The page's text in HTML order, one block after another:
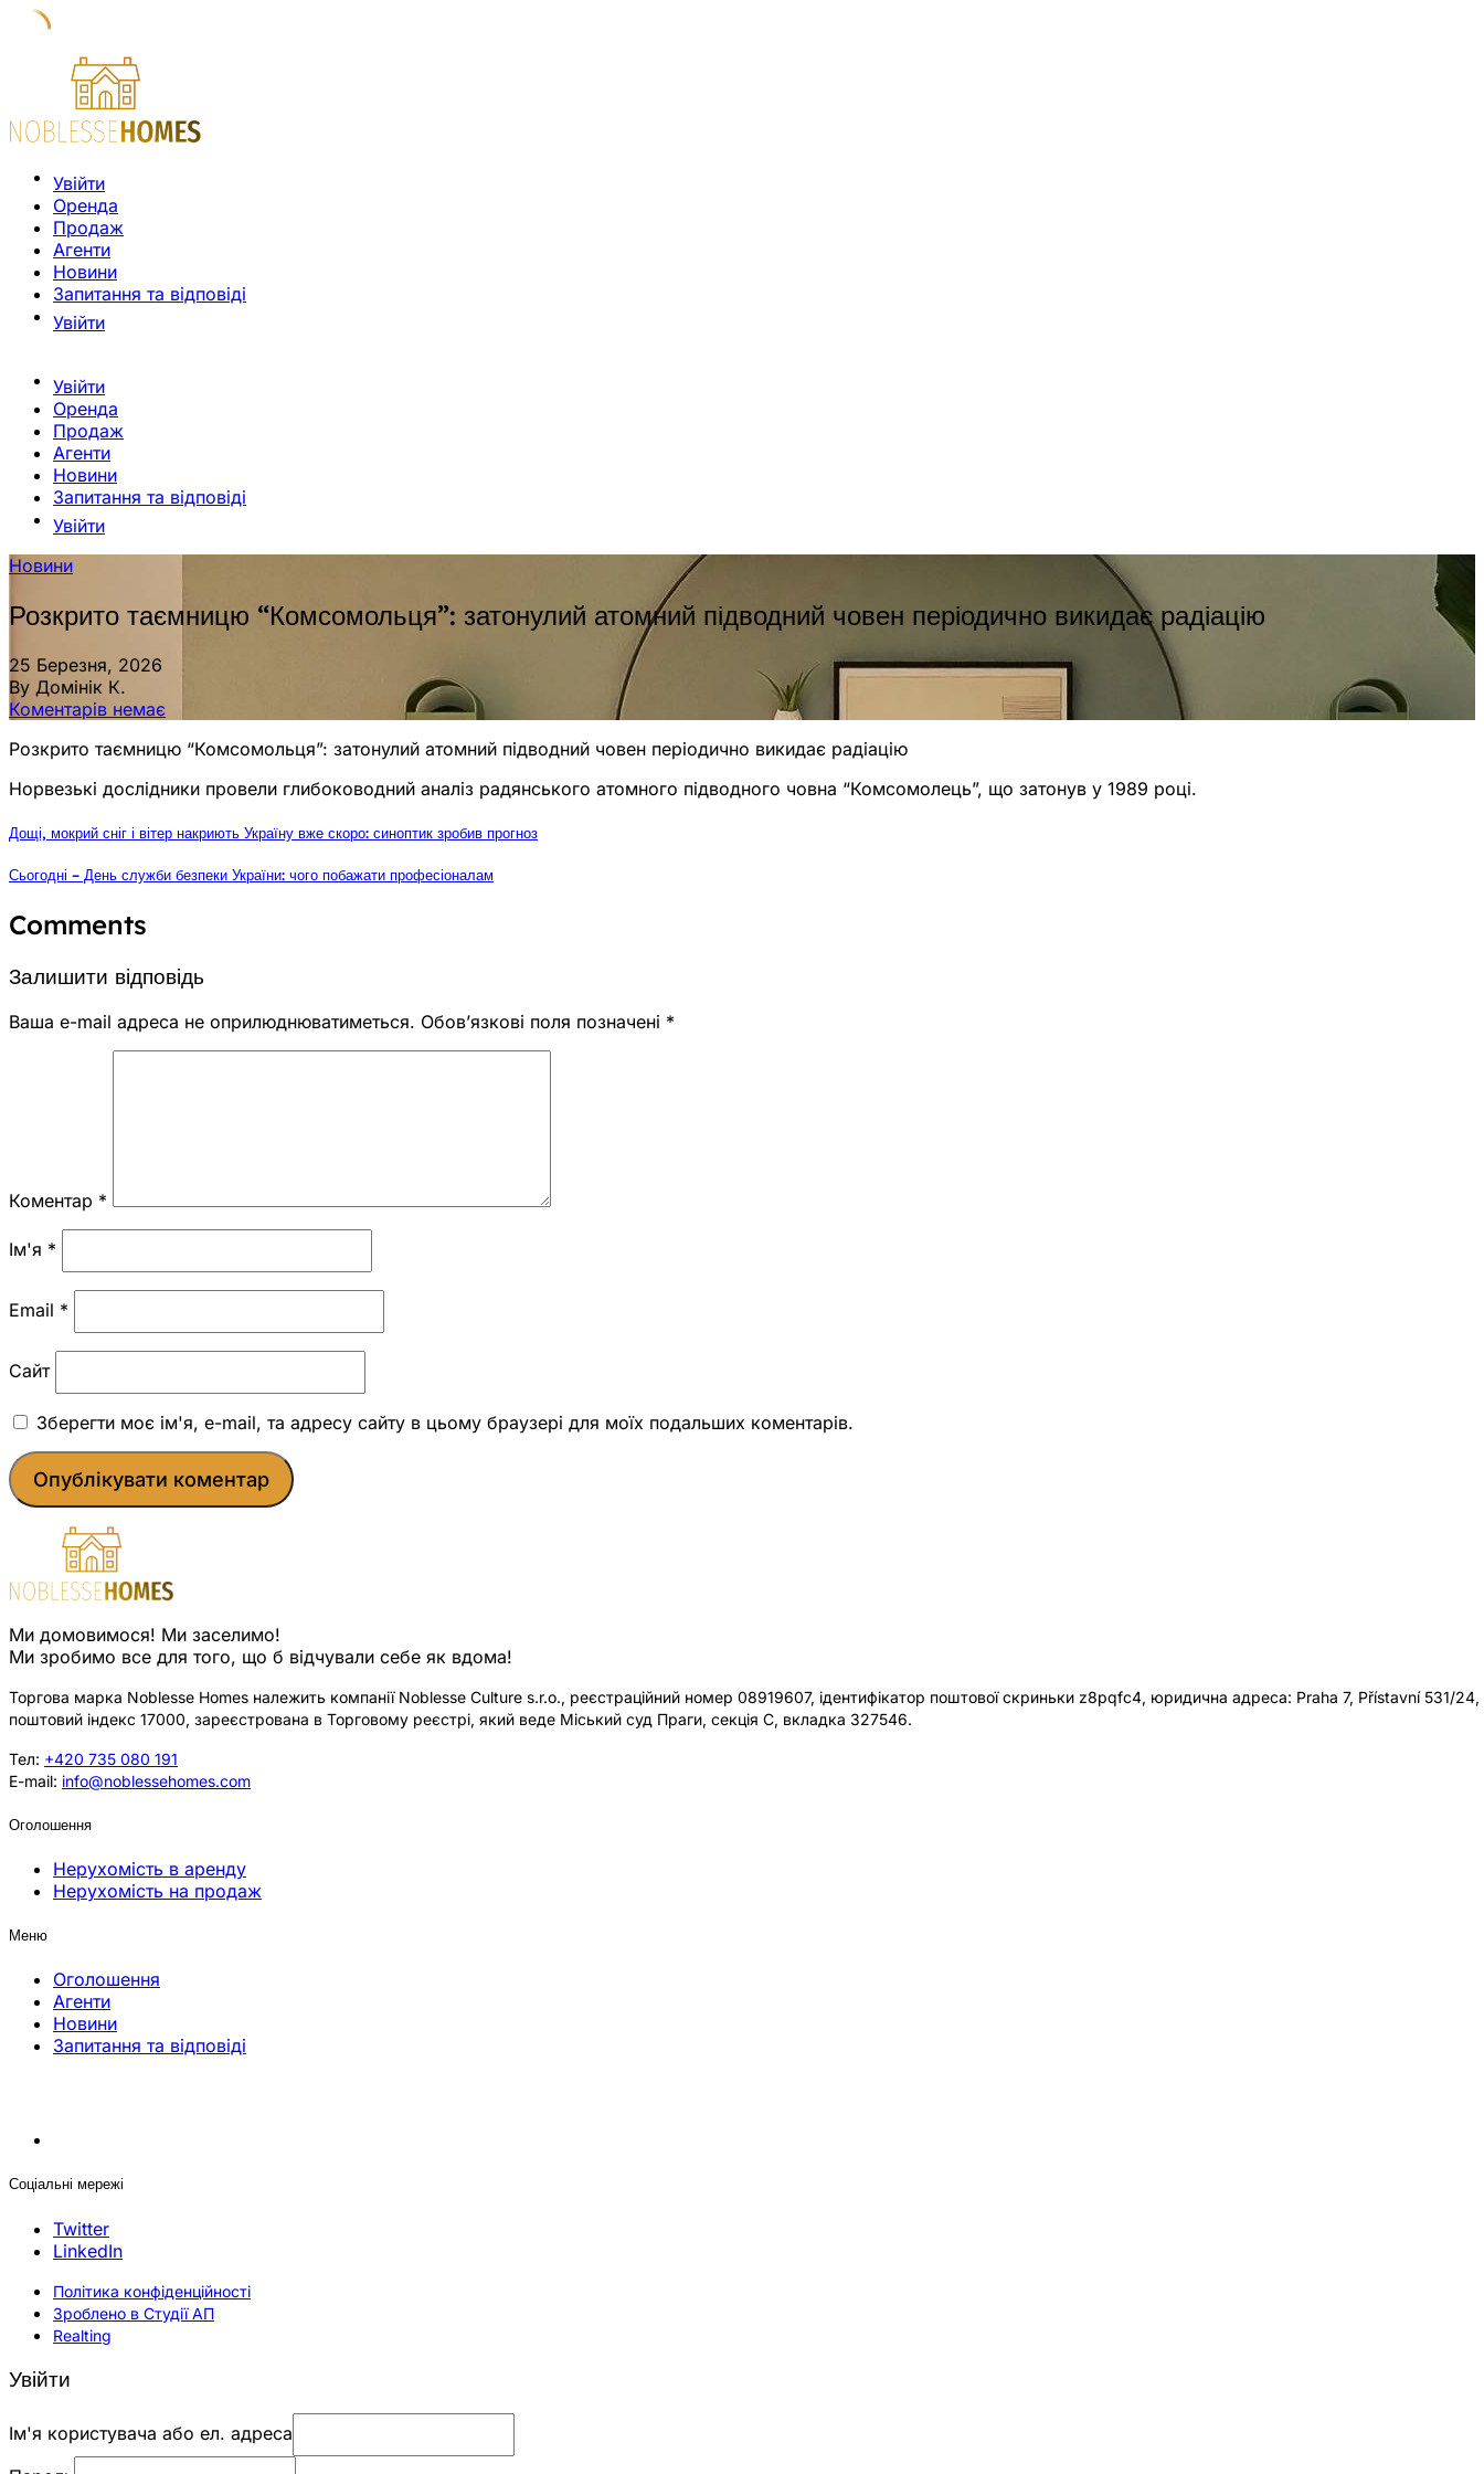
Увійти
Оренда
Продаж
Агенти
Новини
Запитання та відповіді
Увійти
Увійти
Оренда
Продаж
Агенти
Новини
Запитання та відповіді
Увійти
Новини
Розкрито таємницю “Комсомольця”: затонулий атомний підводний човен періодично викидає радіацію
25 Березня, 2026
By Домінік К.
Коментарів немає
Розкрито таємницю “Комсомольця”: затонулий атомний підводний човен періодично викидає радіацію
Норвезькі дослідники провели глибоководний аналіз радянського атомного підводного човна “Комсомолець”, що затонув у 1989 році.
Дощі, мокрий сніг і вітер накриють Україну вже скоро: синоптик зробив прогноз
Сьогодні – День служби безпеки України: чого побажати професіоналам
Comments
Залишити відповідь
Ваша e-mail адреса не оприлюднюватиметься. Обов’язкові поля позначені *
Коментар *
Ім'я *
Email *
Сайт
Зберегти моє ім'я, e-mail, та адресу сайту в цьому браузері для моїх подальших коментарів.
Ми домовимося! Ми заселимо!
Ми зробимо все для того, що б відчували себе як вдома!
Торгова марка Noblesse Homes належить компанії Noblesse Culture s.r.o., реєстраційний номер 08919607, ідентифікатор поштової скриньки z8pqfc4, юридична адреса: Praha 7, Přístavní 531/24,
поштовий індекс 17000, зареєстрована в Торговому реєстрі, який веде Міський суд Праги, секція C, вкладка 327546.
Тел: +420 735 080 191
E-mail: info@noblessehomes.com
Оголошення
Нерухомість в аренду
Нерухомість на продаж
Меню
Оголошення
Агенти
Новини
Запитання та відповіді
Соціальні мережі
Twitter
LinkedIn
Політика конфіденційності
Зроблено в Студії АП
Realting
Увійти
Ім'я користувача або ел. адреса